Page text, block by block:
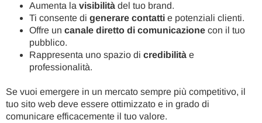
Aumenta la visibilità del tuo brand.
Ti consente di generare contatti e potenziali clienti.
Offre un canale diretto di comunicazione con il tuo
pubblico.
Rappresenta uno spazio di credibilità e
professionalità.
Se vuoi emergere in un mercato sempre più competitivo, il
tuo sito web deve essere ottimizzato e in grado di
comunicare efficacemente il tuo valore.